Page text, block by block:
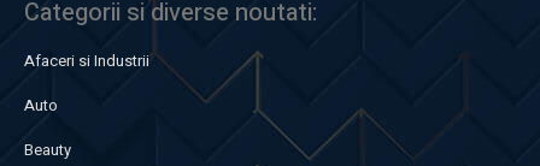
Categorii si diverse noutati:
Afaceri si Industrii
Auto
Beauty